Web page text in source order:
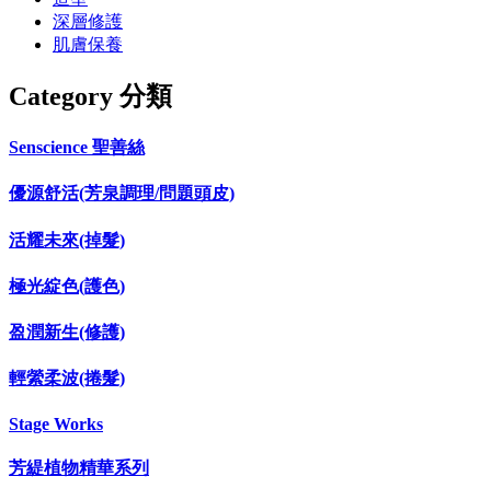
深層修護
肌膚保養
Category 分類
Senscience 聖善絲
優源舒活(芳泉調理/問題頭皮)
活耀未來(掉髮)
極光綻色(護色)
盈潤新生(修護)
輕縈柔波(捲髮)
Stage Works
芳緹植物精華系列